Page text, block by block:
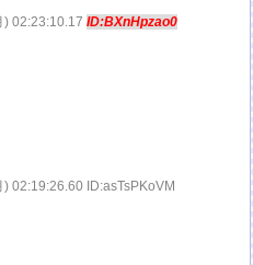
) 02:23:10.17ID:BXnHpzao0
02:19:26.60 ID:asTsPKoVM